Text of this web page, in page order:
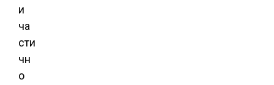
и
ча
сти
чн
о